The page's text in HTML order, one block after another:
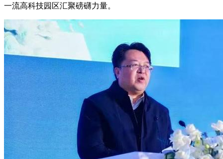
一流高科技园区汇聚磅礴力量。